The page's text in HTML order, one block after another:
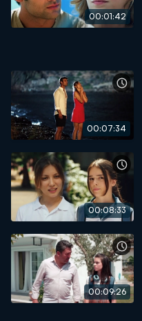
00:01:42
00:07:34
00:08:33
00:09:26